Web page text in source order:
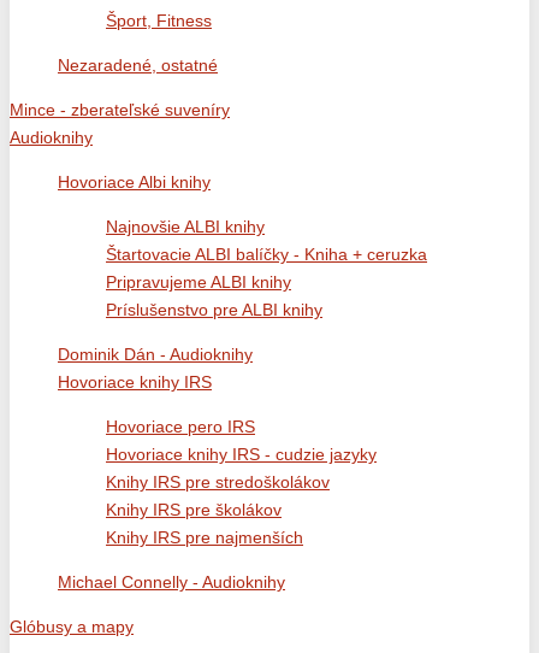
Šport, Fitness
Nezaradené, ostatné
Mince - zberateľské suveníry
Audioknihy
Hovoriace Albi knihy
Najnovšie ALBI knihy
Štartovacie ALBI balíčky - Kniha + ceruzka
Pripravujeme ALBI knihy
Príslušenstvo pre ALBI knihy
Dominik Dán - Audioknihy
Hovoriace knihy IRS
Hovoriace pero IRS
Hovoriace knihy IRS - cudzie jazyky
Knihy IRS pre stredoškolákov
Knihy IRS pre školákov
Knihy IRS pre najmenších
Michael Connelly - Audioknihy
Glóbusy a mapy